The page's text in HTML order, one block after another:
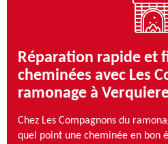
Réparation rapide et
cheminées avec Les
ramonage à
Chez Les Compagnons du
quel point une cheminée en bon